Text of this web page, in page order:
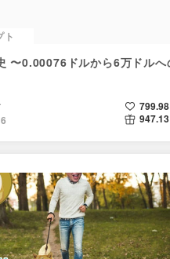
ト
〜0.00076ドルから6万ドルへ
799.98
947.13